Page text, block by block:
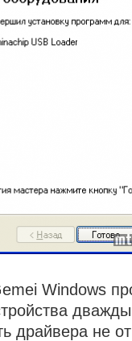
Windows
драйвера не